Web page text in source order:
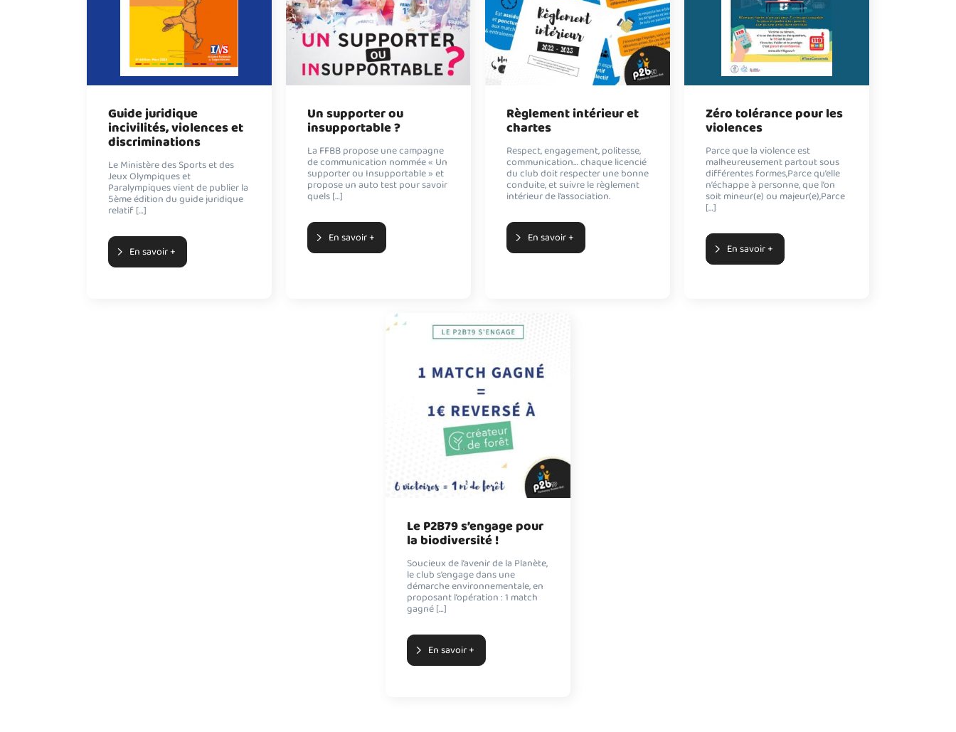
Guide juridique
incivilités, violences et
discriminations
Le Ministère des Sports et des
Jeux Olympiques et
Paralympiques vient de publier la
5ème édition du guide juridique
relatif […]
En savoir +
Un supporter ou
insupportable ?
La FFBB propose une campagne
de communication nommée « Un
supporter ou Insupportable » et
propose un auto test pour savoir
quels […]
En savoir +
Règlement intérieur et
chartes
Respect, engagement, politesse,
communication… chaque licencié
du club doit respecter une bonne
conduite, et suivre le règlement
intérieur de l’association.
En savoir +
Zéro tolérance pour les
violences
Parce que la violence est
malheureusement partout sous
différentes formes,Parce qu’elle
n’échappe à personne, que l’on
soit mineur(e) ou majeur(e),Parce
[…]
En savoir +
Le P2B79 s’engage pour
la biodiversité !
Soucieux de l’avenir de la Planète,
le club s’engage dans une
démarche environnementale, en
proposant l’opération : 1 match
gagné […]
En savoir +